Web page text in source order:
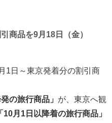
商品を9月18日（金）
1日～東京発着分の割引商
の旅行商品」 が、東京へ観
「10月1日以降着の旅行商品」